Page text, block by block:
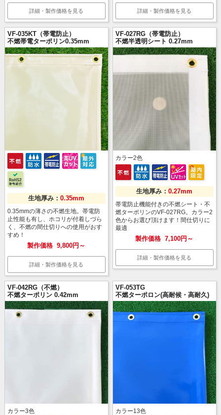
詳細・製作価格を見る 詳細・製作価格を見る
VF-035KT（帯電防止）
不燃帯電ターポリン0.35mm
生地厚み：0.35mm
0.35mmの薄さの不燃生地。帯電防
止性能も有し、ホコリが付着しづら
く、不燃の間仕切りへの使用がおす
すめ！
製作価格 9,800円～
詳細・製作価格を見る
VF-027RG（帯電防止）
不燃半透明シート 0.27mm
カラー2色
生地厚み：0.27mm
帯電防止機能付きの不燃シート・不
燃ターポリンのVF-027RG。カラー2
色からお選び頂けます！間仕切りに
最適
製作価格 7,100円～
詳細・製作価格を見る
VF-042RG（不燃）
不燃ターポリン 0.42mm
カラー3色
VF-053TG
不燃ターポロン(高耐候・高耐久)
カラー13色